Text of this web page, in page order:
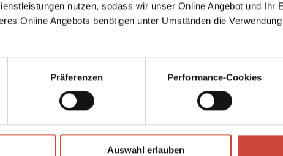
nutzen, sodass wir unser Online Angebot und Ihr
Online Angebots benötigen unter Umständen die
Präferenzen Performance-Cookies
Auswahl erlauben